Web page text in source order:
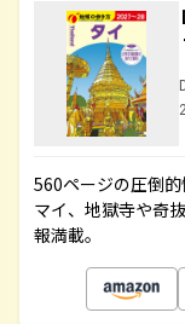
560ページの圧倒
マイ、地獄寺や奇
報満載。